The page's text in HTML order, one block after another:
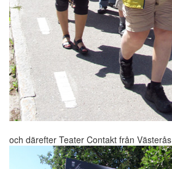
och därefter Teater Contakt från Västerås